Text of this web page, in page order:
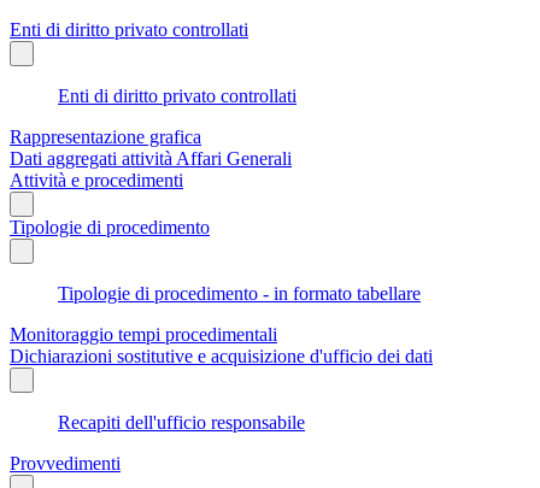
Enti di diritto privato controllati
Enti di diritto privato controllati
Rappresentazione grafica
Dati aggregati attività Affari Generali
Attività e procedimenti
Tipologie di procedimento
Tipologie di procedimento - in formato tabellare
Monitoraggio tempi procedimentali
Dichiarazioni sostitutive e acquisizione d'ufficio dei dati
Recapiti dell'ufficio responsabile
Provvedimenti